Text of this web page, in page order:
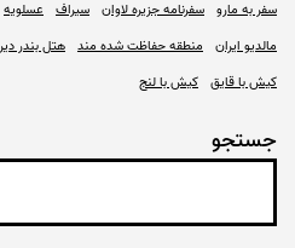
سفر به مارو سفرنامه جزیره لاوان سیراف عسلویه
مالدیو ایران منطقه حفاظت شده مند هتل بندر دیر
کیش با قایق کیش با لنج
جستجو